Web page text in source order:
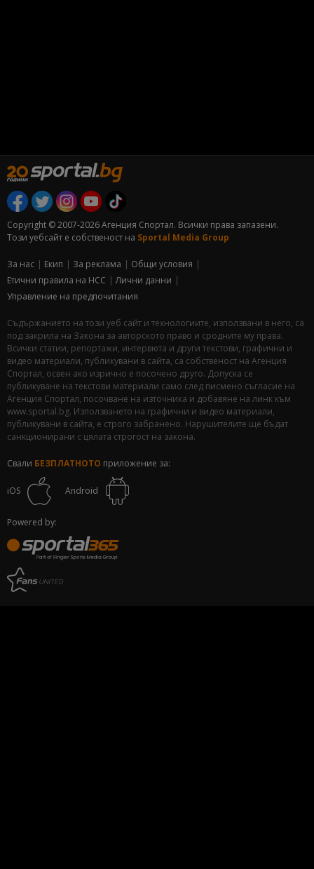
Copyright © 2007-2026 Агенция Спортал. Всички права запазени.
Този уебсайт е собственост на Sportal Media Group
За нас Екип За рекламa
Общи условия
Етични правила на НСС
Лични данни
Управление на предпочитания
Съдържанието на този уеб сайт и технологиите, използвани в него, са
под закрила на Закона за авторското право и сродните му права.
Всички статии, репортажи, интервюта и други текстови, графични и
видео материали, публикувани в сайта, са собственост на Агенция
Спортал, освен ако изрично е посочено друго. Допуска се
публикуване на текстови материали само след писмено съгласие на
Агенция Спортал, посочване на източника и добавяне на линк към
www.sportal.bg. Използването на графични и видео материали,
публикувани в сайта, е строго забранено. Нарушителите ще бъдат
санкционирани с цялата строгост на закона.
Свали БЕЗПЛАТНОТО приложение за:
iOS Android
Powered by: